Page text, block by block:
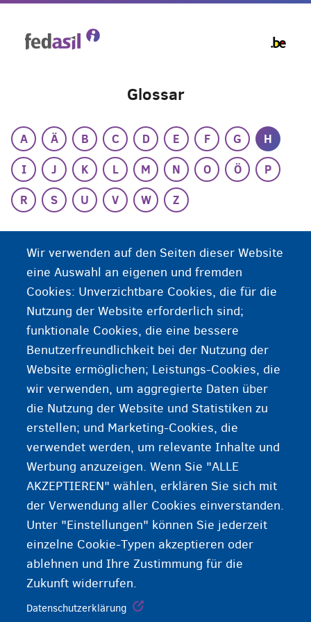
Glossar
A Ä B C D E F G
H
I
J K L M N O Ö
P
R
S U V W Z
Hausordnung
Die Hausordnung des Aufnahmezentrums legt die
Rechte und Pflichten jedes Bewohners fest.
Wir verwenden auf den Seiten dieser Website
eine Auswahl an eigenen und fremden
Cookies: Unverzichtbare Cookies, die für die
Nutzung der Website erforderlich sind;
funktionale Cookies, die eine bessere
Benutzerfreundlichkeit bei der Nutzung der
Website ermöglichen; Leistungs-Cookies, die
wir verwenden, um aggregierte Daten über
die Nutzung der Website und Statistiken zu
erstellen; und Marketing-Cookies, die
verwendet werden, um relevante Inhalte und
Werbung anzuzeigen. Wenn Sie "ALLE
AKZEPTIEREN" wählen, erklären Sie sich mit
der Verwendung aller Cookies einverstanden.
Unter "Einstellungen" können Sie jederzeit
einzelne Cookie-Typen akzeptieren oder
ablehnen und Ihre Zustimmung für die
Zukunft widerrufen.
Datenschutzerklärung